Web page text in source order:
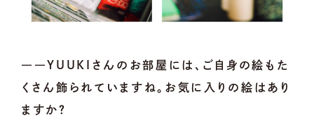
――YUUKIさんのお部屋には、ご自身の絵もた
くさん飾られていますね。お気に入りの絵はあり
ますか？